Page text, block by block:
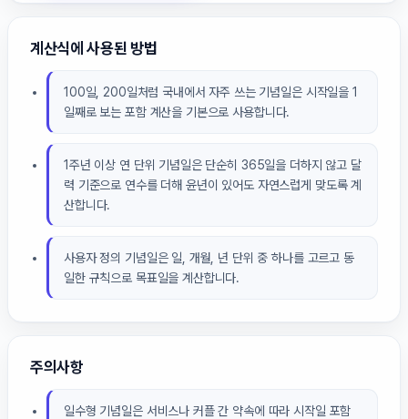
계산식에 사용된 방법
100일, 200일처럼 국내에서 자주 쓰는 기념일은 시작일을 1
일째로 보는 포함 계산을 기본으로 사용합니다.
1주년 이상 연 단위 기념일은 단순히 365일을 더하지 않고 달
력 기준으로 연수를 더해 윤년이 있어도 자연스럽게 맞도록 계
산합니다.
사용자 정의 기념일은 일, 개월, 년 단위 중 하나를 고르고 동
일한 규칙으로 목표일을 계산합니다.
주의사항
일수형 기념일은 서비스나 커플 간 약속에 따라 시작일 포함